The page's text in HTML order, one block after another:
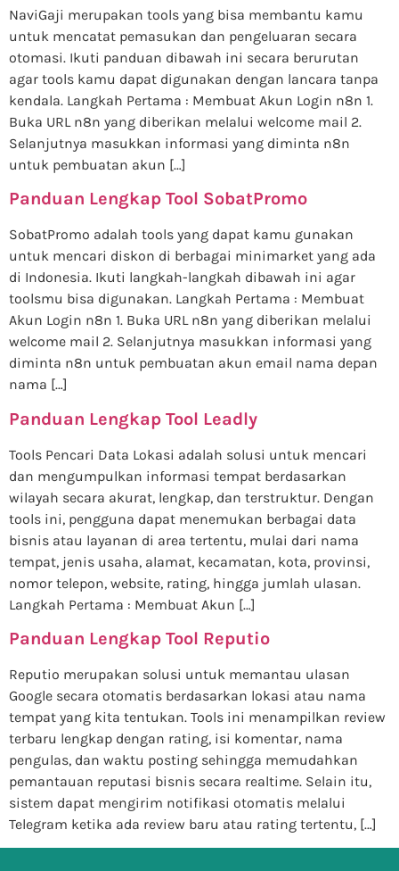
NaviGaji merupakan tools yang bisa membantu kamu
untuk mencatat pemasukan dan pengeluaran secara
otomasi. Ikuti panduan dibawah ini secara berurutan
agar tools kamu dapat digunakan dengan lancara tanpa
kendala. Langkah Pertama : Membuat Akun Login n8n 1.
Buka URL n8n yang diberikan melalui welcome mail 2.
Selanjutnya masukkan informasi yang diminta n8n
untuk pembuatan akun […]
Panduan Lengkap Tool SobatPromo
SobatPromo adalah tools yang dapat kamu gunakan
untuk mencari diskon di berbagai minimarket yang ada
di Indonesia. Ikuti langkah-langkah dibawah ini agar
toolsmu bisa digunakan. Langkah Pertama : Membuat
Akun Login n8n 1. Buka URL n8n yang diberikan melalui
welcome mail 2. Selanjutnya masukkan informasi yang
diminta n8n untuk pembuatan akun email nama depan
nama […]
Panduan Lengkap Tool Leadly
Tools Pencari Data Lokasi adalah solusi untuk mencari
dan mengumpulkan informasi tempat berdasarkan
wilayah secara akurat, lengkap, dan terstruktur. Dengan
tools ini, pengguna dapat menemukan berbagai data
bisnis atau layanan di area tertentu, mulai dari nama
tempat, jenis usaha, alamat, kecamatan, kota, provinsi,
nomor telepon, website, rating, hingga jumlah ulasan.
Langkah Pertama : Membuat Akun […]
Panduan Lengkap Tool Reputio
Reputio merupakan solusi untuk memantau ulasan
Google secara otomatis berdasarkan lokasi atau nama
tempat yang kita tentukan. Tools ini menampilkan review
terbaru lengkap dengan rating, isi komentar, nama
pengulas, dan waktu posting sehingga memudahkan
pemantauan reputasi bisnis secara realtime. Selain itu,
sistem dapat mengirim notifikasi otomatis melalui
Telegram ketika ada review baru atau rating tertentu, […]